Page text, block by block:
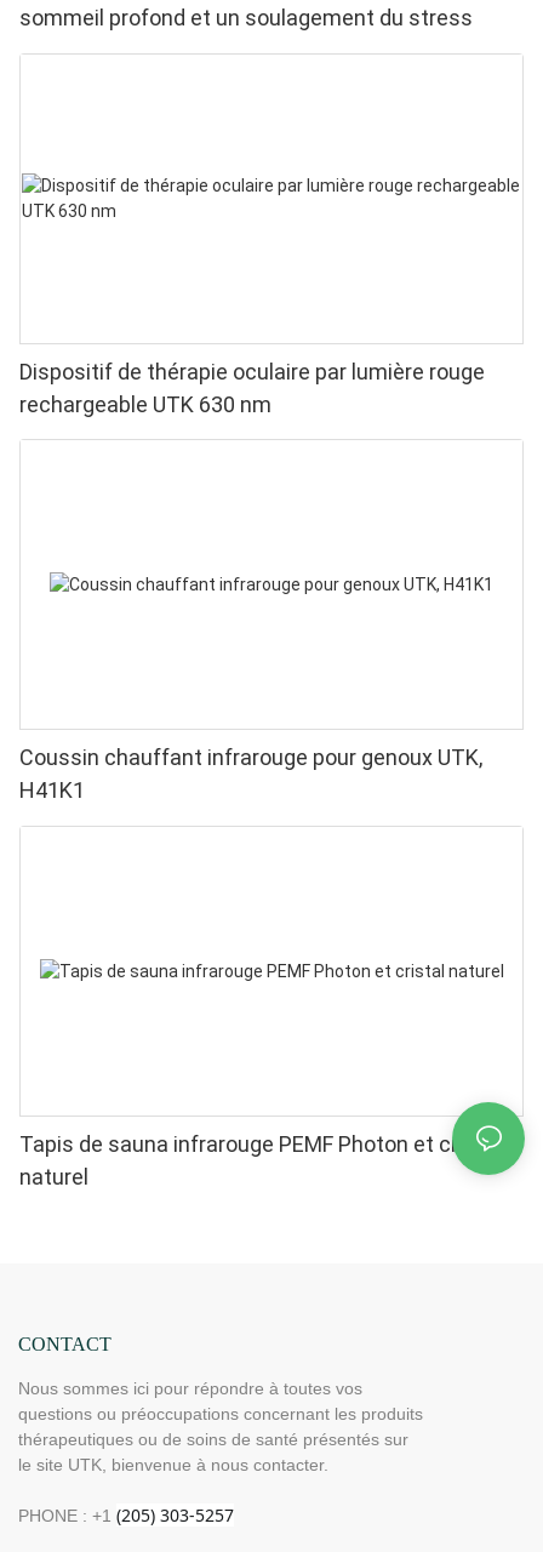
sommeil profond et un soulagement du stress
Dispositif de thérapie oculaire par lumière rouge
rechargeable UTK 630 nm
Coussin chauffant infrarouge pour genoux UTK,
H41K1
Tapis de sauna infrarouge PEMF Photon et cristal
naturel
CONTACT
Nous sommes ici pour répondre à toutes vos
questions ou préoccupations concernant les produits
thérapeutiques ou de soins de santé présentés sur
le site UTK, bienvenue à nous contacter.
PHONE : +1